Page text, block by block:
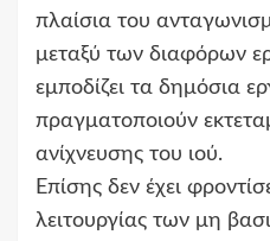
πλαίσια του
μεταξύ των διαφόρων
εμποδίζει τα δημόσια
πραγματοποιούν
ανίχνευσης του ιού.
Επίσης δεν έχει
λειτουργίας των μη